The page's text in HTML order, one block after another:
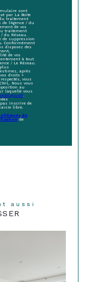
sont
par La Boite
traitement
l'Agence / du
de vos
traitement
du Réseau.
de suppression
Conformément
disposez des
de vos
à tout
/ Le Réseau.
après
droits «
vous
Nous vous
au
laquelle vous
.
inscrire de
libre.
de
de
aussi